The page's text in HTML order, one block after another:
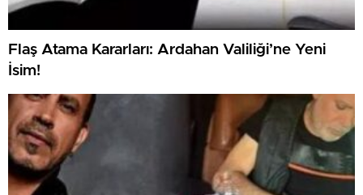
Flaş Atama Kararları: Ardahan Valiliği’ne Yeni
İsim!